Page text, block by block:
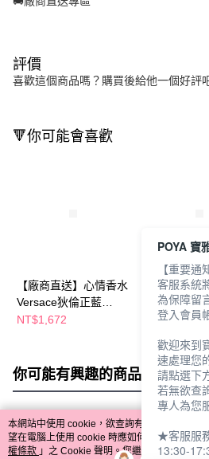
評價
喜歡這個商品嗎？購買後給他一個好評
🔻你可能會喜歡
【廠商直送】心情香水
Versace狄倫正藍
100ml
NT$1,672
【廠商直送】
VERSACE
性淡香水迷
NT$249
你可能有興趣的商品 全站排行
熱門標籤
本網站中使用 cookie，欲查詢有關本網站使用
望在電腦上使用 cookie 時應如何變更電腦的
權條款 」之 Cookie 聲明。您繼續使用本網站
POYA 寶
【重要通
客服系統
為保障留
登入會員
歡迎來到
速處理您
請點選下
若無欲查
專人為您
★客服服
13:30-